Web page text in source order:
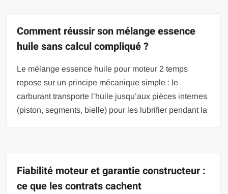
Comment réussir son mélange essence
huile sans calcul compliqué ?
Le mélange essence huile pour moteur 2 temps
repose sur un principe mécanique simple : le
carburant transporte l’huile jusqu’aux pièces internes
(piston, segments, bielle) pour les lubrifier pendant la
Fiabilité moteur et garantie constructeur :
ce que les contrats cachent